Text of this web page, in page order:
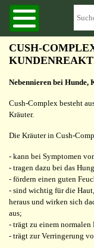
CUSH-
Nebennieren bei Hunde,
Cush-Complex besteht
Kräuter.
Die Kräuter in Cush-
- kann bei Symptomen
- tragen dazu bei das
- fördern einen guten
- sind wichtig für die
heraus und wirken sich
aus;
- trägt zu einem
- trägt zur Verringerung